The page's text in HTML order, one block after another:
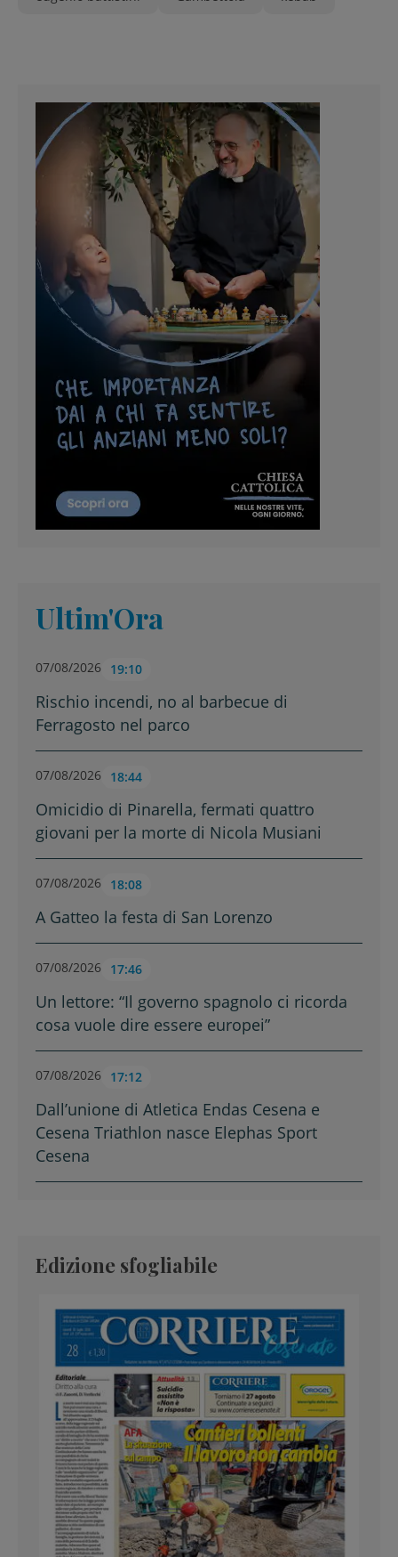
Ultim'Ora
07/08/2026 19:10
Rischio incendi, no al barbecue di
Ferragosto nel parco
07/08/2026 18:44
Omicidio di Pinarella, fermati quattro
giovani per la morte di Nicola Musiani
07/08/2026 18:08
A Gatteo la festa di San Lorenzo
07/08/2026 17:46
Un lettore: “Il governo spagnolo ci ricorda
cosa vuole dire essere europei”
07/08/2026 17:12
Dall’unione di Atletica Endas Cesena e
Cesena Triathlon nasce Elephas Sport
Cesena
Edizione sfogliabile